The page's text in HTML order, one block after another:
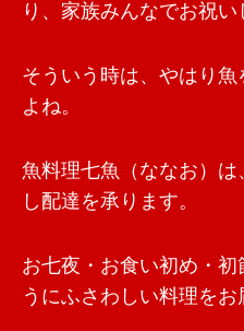
り、家族みんなでお祝い
そういう時は、やはり
よね。
魚料理七魚（ななお）
し配達を承ります。
お七夜・お食い初め・
うにふさわしい料理をお